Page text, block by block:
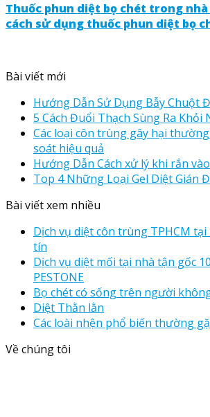
Thuốc phun diệt bọ chét trong
cách sử dụng thuốc phun diệt bọ
Bài viết mới
Hướng Dẫn Sử Dụng Bẫy Chuột
5 Cách Đuổi Thạch Sùng Ra Khỏi
Các loại côn trùng gây hại
soát hiệu quả
Hướng Dẫn Cách xử lý khi rắn
Top 4 Những Loại Gel Diệt Gián
Bài viết xem nhiều
Dịch vụ diệt côn trùng TPHCM
tín
Dịch vụ diệt mối tại nhà tận gốc
PESTONE
Bọ chét có sống trên người
Diệt Thằn lằn
Các loài nhện phổ biến thường
Về chúng tôi